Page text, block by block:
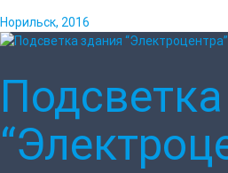
Норильск, 2016